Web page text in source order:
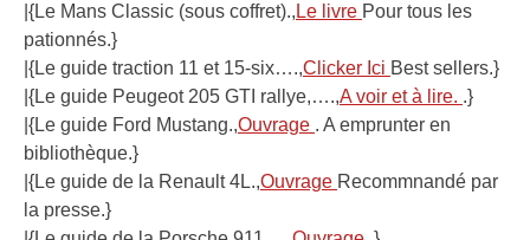
|{Le Mans Classic (sous coffret)., Le livre Pour tous les
pationnés.}
|{Le guide traction 11 et 15-six….,Clicker Ici Best sellers.}
|{Le guide Peugeot 205 GTI rallye,….,A voir et à lire. .}
|{Le guide Ford Mustang.,Ouvrage . A emprunter en
bibliothèque.}
|{Le guide de la Renault 4L.,Ouvrage Recommnandé par
la presse.}